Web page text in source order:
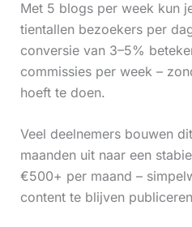
Met 5 blogs per week kun
tientallen bezoekers per
conversie van 3–5%
commissies per week –
hoeft te doen.
Veel deelnemers bouwen
maanden uit naar een
€500+ per maand –
content te blijven